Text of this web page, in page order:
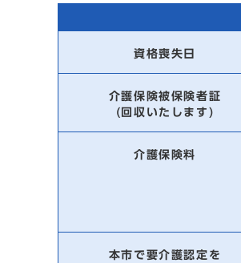
資格喪失日
介護保険被保険者証
(回収いたします)
介護保険料
本市で要介護認定を